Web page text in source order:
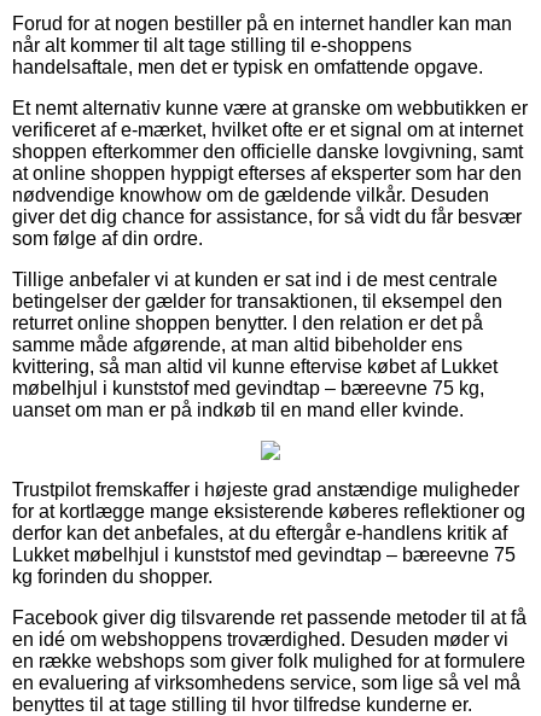
Forud for at nogen bestiller på en internet handler kan man
når alt kommer til alt tage stilling til e-shoppens
handelsaftale, men det er typisk en omfattende opgave.
Et nemt alternativ kunne være at granske om webbutikken er
verificeret af e-mærket, hvilket ofte er et signal om at internet
shoppen efterkommer den officielle danske lovgivning, samt
at online shoppen hyppigt efterses af eksperter som har den
nødvendige knowhow om de gældende vilkår. Desuden
giver det dig chance for assistance, for så vidt du får besvær
som følge af din ordre.
Tillige anbefaler vi at kunden er sat ind i de mest centrale
betingelser der gælder for transaktionen, til eksempel den
returret online shoppen benytter. I den relation er det på
samme måde afgørende, at man altid bibeholder ens
kvittering, så man altid vil kunne eftervise købet af Lukket
møbelhjul i kunststof med gevindtap – bæreevne 75 kg,
uanset om man er på indkøb til en mand eller kvinde.
Trustpilot fremskaffer i højeste grad anstændige muligheder
for at kortlægge mange eksisterende køberes reflektioner og
derfor kan det anbefales, at du eftergår e-handlens kritik af
Lukket møbelhjul i kunststof med gevindtap – bæreevne 75
kg forinden du shopper.
Facebook giver dig tilsvarende ret passende metoder til at få
en idé om webshoppens troværdighed. Desuden møder vi
en række webshops som giver folk mulighed for at formulere
en evaluering af virksomhedens service, som lige så vel må
benyttes til at tage stilling til hvor tilfredse kunderne er.